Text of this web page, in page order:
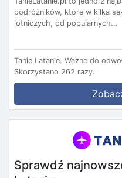
podróżników, które w kilka
lotniczych, od popularnych...
Tanie Latanie. Ważne do
Skorzystano 262 razy.
Sprawdź